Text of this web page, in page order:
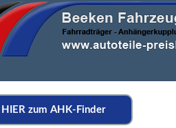
HIER zum AHK-Finder